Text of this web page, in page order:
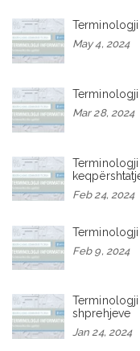
Terminologji
May 4, 2024
Mar 28, 2024
Feb 24, 2024
Feb 9, 2024
shprehjeve
Jan 24, 2024